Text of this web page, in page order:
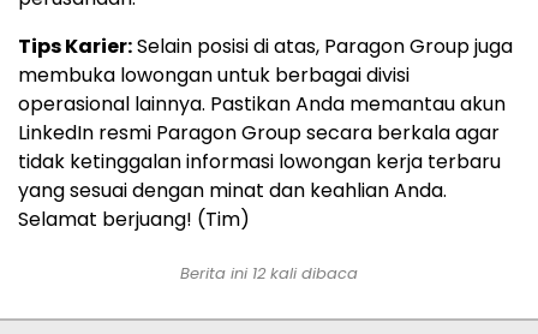
Tips Karier:Selain posisi di atas, Paragon Group juga
membuka lowongan untuk berbagai divisi
operasional lainnya. Pastikan Anda memantau akun
LinkedIn resmi Paragon Group secara berkala agar
tidak ketinggalan informasi lowongan kerja terbaru
yang sesuai dengan minat dan keahlian Anda.
Selamat berjuang! (Tim)
Berita ini 12 kali dibaca